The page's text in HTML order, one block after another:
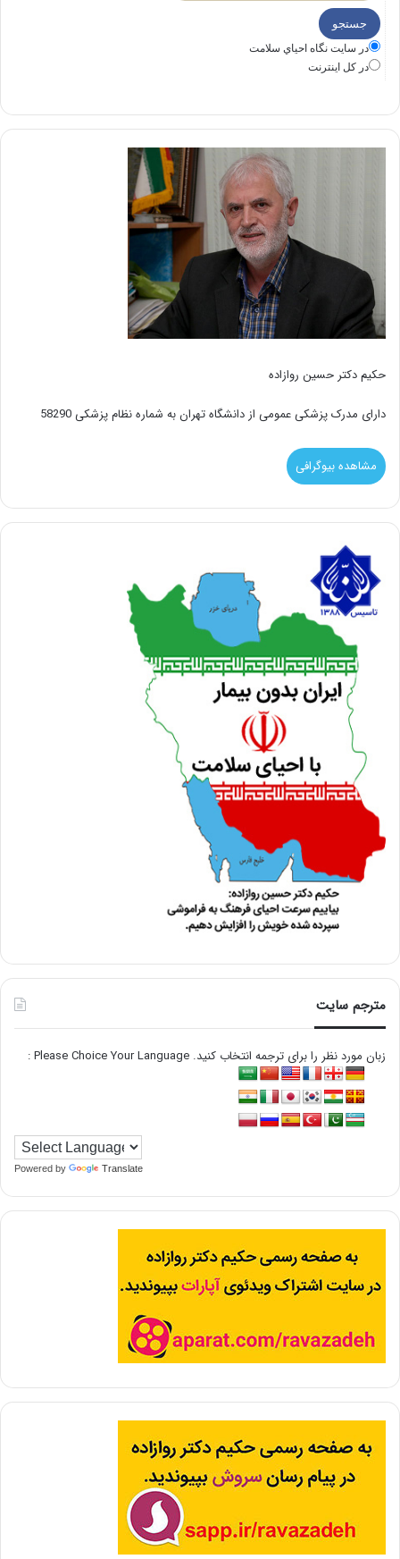
در سايت نگاه احياي سلامت
در كل اينترنت
حکیم دکتر حسین روازاده
دارای مدرک پزشکی عمومی از دانشگاه تهران به شماره نظام پزشکی 58290
مشاهده بیوگرافی
مترجم سایت
زبان مورد نظر را برای ترجمه انتخاب کنید. Please Choice Your Language :
Powered by Translate